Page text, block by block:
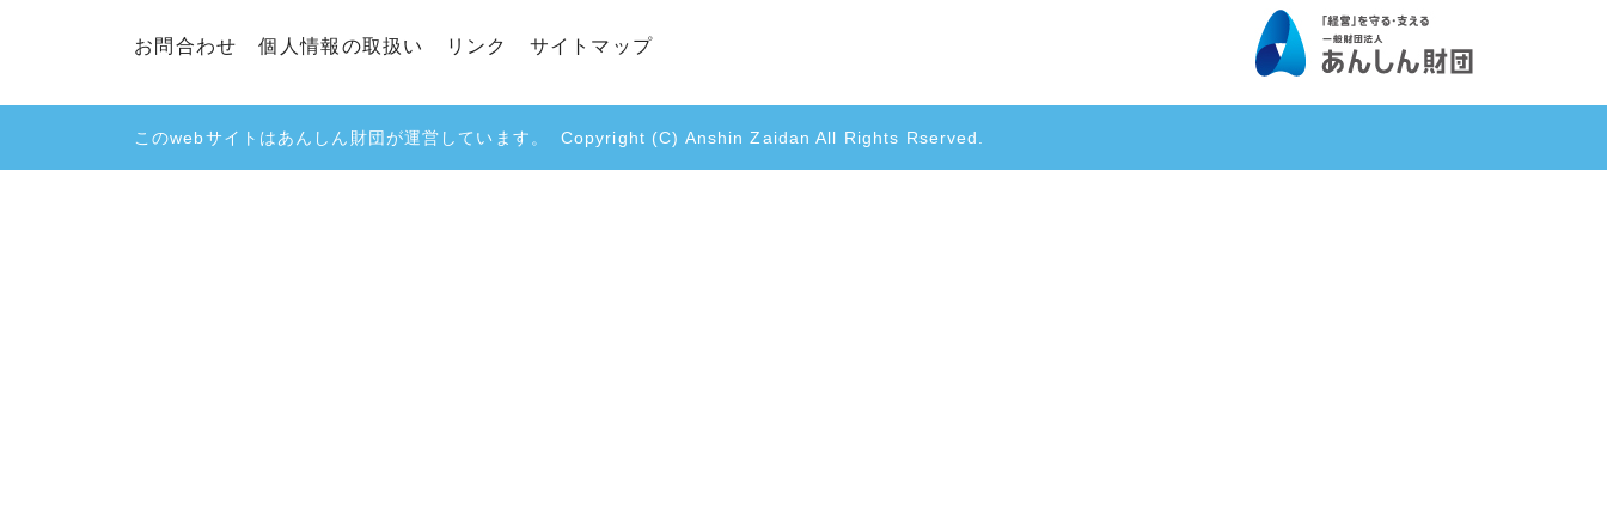
お問合わせ 個人情報の取扱い リンク サイトマップ
このwebサイトはあんしん財団が運営しています。 Copyright (C) Anshin Zaidan All Rights Rserved.